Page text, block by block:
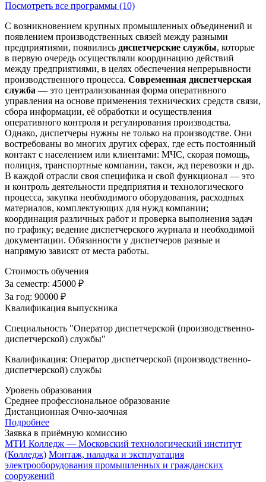
Посмотреть все программы (10)
С возникновением крупных промышленных объединений и
появлением производственных связей между разными
предприятиями, появились диспетчерские службы, которые
в первую очередь осуществляли координацию действий
между предприятиями, в целях обеспечения непрерывности
производственного процесса. Современная диспетчерская
служба — это централизованная форма оперативного
управления на основе применения технических средств связи,
сбора информации, её обработки и осуществления
оперативного контроля и регулирования производства.
Однако, диспетчеры нужны не только на производстве. Они
востребованы во многих других сферах, где есть постоянный
контакт с населением или клиентами: МЧС, скорая помощь,
полиция, транспортные компании, такси, жд перевозки и др.
В каждой отрасли своя специфика и свой функционал — это
и контроль деятельности предприятия и технологического
процесса, закупка необходимого оборудования, расходных
материалов, комплектующих для нужд компании;
координация различных работ и проверка выполнения задач
по графику; ведение диспетчерского журнала и необходимой
документации. Обязанности у диспетчеров разные и
напрямую зависят от места работы.
Стоимость обучения
За семестр: 45000 ₽
За год: 90000 ₽
Квалификация выпускника
Специальность "Оператор диспетчерской (производственно-
диспетчерской) службы"
Квалификация: Оператор диспетчерской (производственно-
диспетчерской) службы
Уровень образования
Среднее профессиональное образование
Дистанционная Очно-заочная
Подробнее
Заявка в приёмную комиссию
МТИ Колледж — Московский технологический институт
(Колледж) Монтаж, наладка и эксплуатация
электрооборудования промышленных и гражданских
сооружений